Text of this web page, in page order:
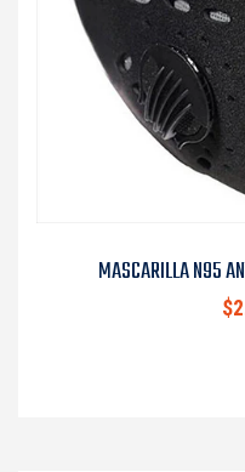
MASCARILLA N95